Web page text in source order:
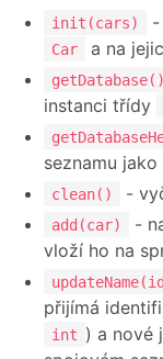
init(cars) -
Car a na
getDatabase()
instanci třídy
seznamu
clean() -
add(car) -
vloží ho na
přijímá
int ) a nové